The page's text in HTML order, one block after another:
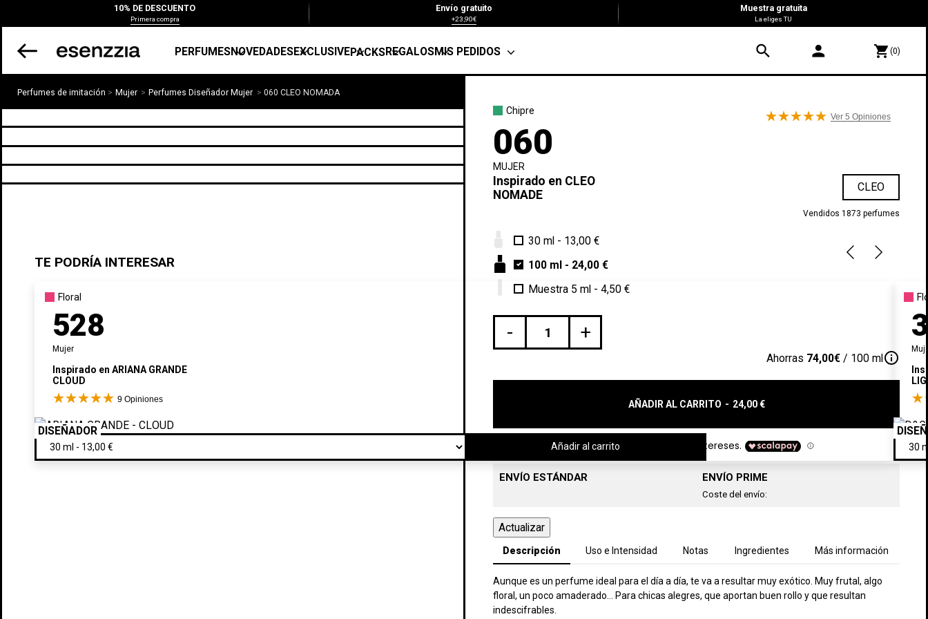
10% DE DESCUENTO
Primera compra
Envío gratuito
+23,90€
Muestra gratuita
La eliges TU
PERFUMESNOVEDADESEXCLUSIVEPACKSREGALOSMIS PEDIDOS search person shopping_cart(0)
Perfumes de imitación Mujer Perfumes Diseñador Mujer 060 CLEO NOMADA
Chipre
Ver 5 Opiniones
060
MUJER
Inspirado en CLEO
NOMADE
CLEO
Vendidos 1873 perfumes
30 ml - 13,00 €
100 ml - 24,00 €
Muestra 5 ml - 4,50 €
- +
Ahorras 74,00€ / 100 mlinfo_outline
AÑADIR AL CARRITO - 24,00 €
ENVÍO ESTÁNDAR ENVÍO PRIME
Coste del envío:
Descripción Uso e Intensidad Notas Ingredientes Más información
Aunque es un perfume ideal para el día a día, te va a resultar muy exótico. Muy frutal, algo
floral, un poco amaderado… Para chicas alegres, que aportan buen rollo y que resultan
indescifrables.
TE PODRÍA INTERESAR
Floral
528
Mujer
Inspirado en ARIANA GRANDE
CLOUD
9Opiniones
DISEÑADOR
Añadir al carrito